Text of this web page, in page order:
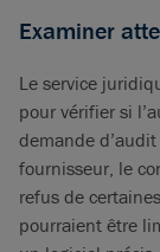
Examiner
Le service
pour vérifier si
demande
fournisseur, le
refus de
pourraient être